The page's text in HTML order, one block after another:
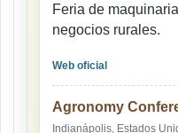
Feria de
negocios rurales.
Web oficial
Agronomy
Indianápolis, Estados